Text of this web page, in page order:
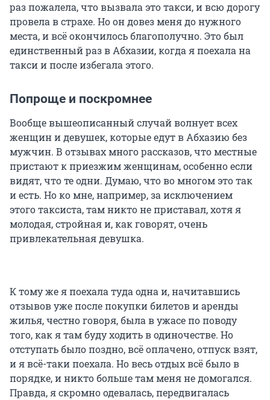
раз пожалела, что вызвала это такси, и всю дорогу
провела в страхе. Но он довез меня до нужного
места, и всё окончилось благополучно. Это был
единственный раз в Абхазии, когда я поехала на
такси и после избегала этого.
Попроще и поскромнее
Вообще вышеописанный случай волнует всех
женщин и девушек, которые едут в Абхазию без
мужчин. В отзывах много рассказов, что местные
пристают к приезжим женщинам, особенно если
видят, что те одни. Думаю, что во многом это так
и есть. Но ко мне, например, за исключением
этого таксиста, там никто не приставал, хотя я
молодая, стройная и, как говорят, очень
привлекательная девушка.
К тому же я поехала туда одна и, начитавшись
отзывов уже после покупки билетов и аренды
жилья, честно говоря, была в ужасе по поводу
того, как я там буду ходить в одиночестве. Но
отступать было поздно, всё оплачено, отпуск взят,
и я всё-таки поехала. Но весь отдых всё было в
порядке, и никто больше там меня не домогался.
Правда, я скромно одевалась, передвигалась